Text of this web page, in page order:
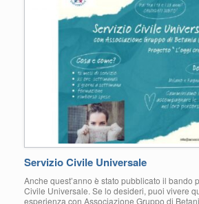
Servizio Civile Universale
Anche quest’anno è stato pubblicato il bando
Civile Universale. Se lo desideri, puoi vivere
esperienza con Associazione Gruppo di